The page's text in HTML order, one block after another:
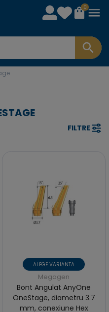
0
FILTRE
ALEGE VARIANTA
Megagen
Bont Angulat AnyOne
OneStage, diametru 3.7
mm, conexiune Hex